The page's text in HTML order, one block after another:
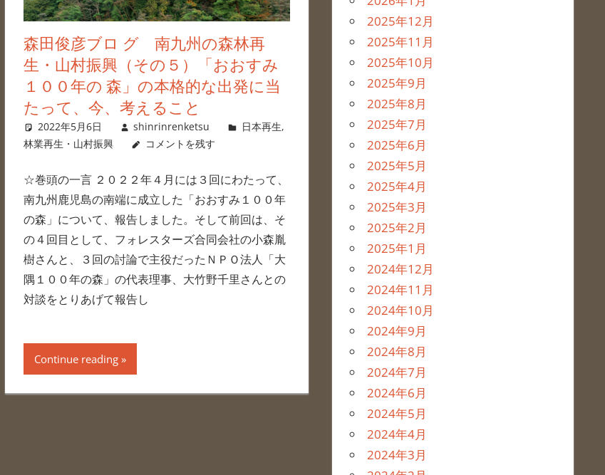
森田俊彦ブロ グ 南九州の森林再
生・山村振興（その５）「おおすみ
１００年の 森」の本格的な出発に当
たって、今、考えること
2022年5月6日 shinrinrenketsu 日本再生,
林業再生・山村振興
コメントを残す
☆巻頭の一言 ２０２２年４月には３回にわたって、
南九州鹿児島の南端に成立した「おおすみ１００年
の森」について、報告しました。そして前回は、そ
の４回目として、フォレスターズ合同会社の小森胤
樹さんと、３回の討論で主役だったＮＰＯ法人「大
隅１００年の森」の代表理事、大竹野千里さんとの
対談をとりあげて報告し
Continue reading
2025年12月
2025年11月
2025年10月
2025年9月
2025年8月
2025年7月
2025年6月
2025年5月
2025年4月
2025年3月
2025年2月
2025年1月
2024年12月
2024年11月
2024年10月
2024年9月
2024年8月
2024年7月
2024年6月
2024年5月
2024年4月
2024年3月